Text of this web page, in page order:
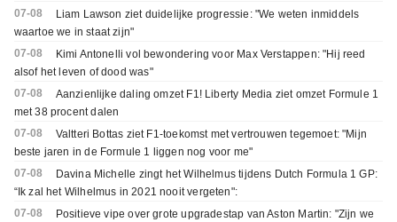
07-08
Liam Lawson ziet duidelijke progressie: "We weten inmiddels
waartoe we in staat zijn"
07-08
Kimi Antonelli vol bewondering voor Max Verstappen: "Hij reed
alsof het leven of dood was"
07-08
Aanzienlijke daling omzet F1! Liberty Media ziet omzet Formule 1
met 38 procent dalen
07-08
Valtteri Bottas ziet F1-toekomst met vertrouwen tegemoet: "Mijn
beste jaren in de Formule 1 liggen nog voor me"
07-08
Davina Michelle zingt het Wilhelmus tijdens Dutch Formula 1 GP:
“Ik zal het Wilhelmus in 2021 nooit vergeten":
07-08
Positieve vipe over grote upgradestap van Aston Martin: "Zijn we